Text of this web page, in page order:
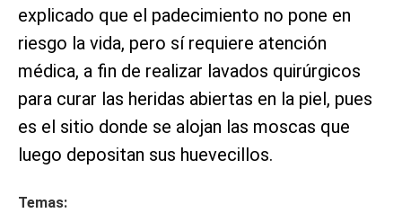
explicado que el padecimiento no pone en
riesgo la vida, pero sí requiere atención
médica, a fin de realizar lavados quirúrgicos
para curar las heridas abiertas en la piel, pues
es el sitio donde se alojan las moscas que
luego depositan sus huevecillos.
Temas: